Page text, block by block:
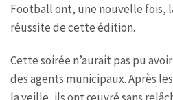
Football ont, une nouvelle fois,
réussite de cette édition.
Cette soirée n’aurait pas pu
des agents municipaux. Après